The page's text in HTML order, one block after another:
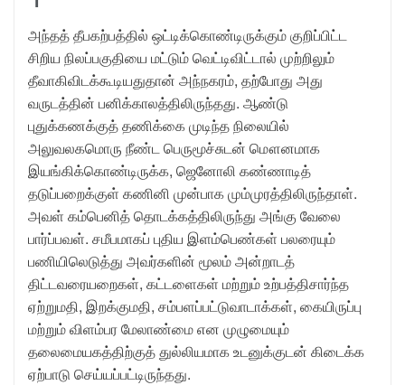
அந்தத் தீபகற்பத்தில் ஒட்டிக்கொண்டிருக்கும் குறிப்பிட்ட
சிறிய நிலப்பகுதியை மட்டும் வெட்டிவிட்டால் முற்றிலும்
தீவாகிவிடக்கூடியதுதான் அந்நகரம், தற்போது அது
வருடத்தின் பனிக்காலத்திலிருந்தது. ஆண்டு
புதுக்கணக்குத் தணிக்கை முடிந்த நிலையில்
அலுவலகமொரு நீண்ட பெருமூச்சுடன் மௌனமாக
இயங்கிக்கொண்டிருக்க, ஜெனோலி கண்ணாடித்
தடுப்பறைக்குள் கணினி முன்பாக மும்முரத்திலிருந்தாள்.
அவள் கம்பெனித் தொடக்கத்திலிருந்து அங்கு வேலை
பார்ப்பவள். சமீபமாகப் புதிய இளம்பெண்கள் பலரையும்
பணியிலெடுத்து அவர்களின் மூலம் அன்றாடத்
திட்டவரையறைகள், கட்டளைகள் மற்றும் உற்பத்திசார்ந்த
ஏற்றுமதி, இறக்குமதி, சம்பளப்பட்டுவாடாக்கள், கையிருப்பு
மற்றும் விளம்பர மேலாண்மை என முழுமையும்
தலைமையகத்திற்குத் துல்லியமாக உடனுக்குடன் கிடைக்க
ஏற்பாடு செய்யப்பட்டிருந்தது.